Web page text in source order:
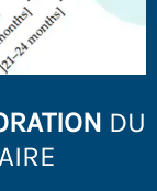
DU